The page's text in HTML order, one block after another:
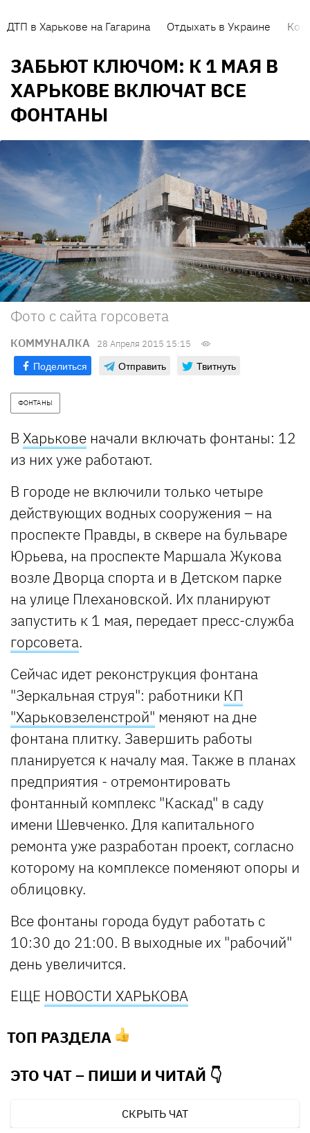
ДТП в Харькове на Гагарина Отдыхать в Украине
ЗАБЬЮТ КЛЮЧОМ: К 1 МАЯ В
ХАРЬКОВЕ ВКЛЮЧАТ ВСЕ
ФОНТАНЫ
Фото с сайта горсовета
КОММУНАЛКА 28 Апреля 2015 15:15
Поделиться Отправить Твитнуть
ФОНТАНЫ
В Харькове начали включать фонтаны: 12
из них уже работают.
В городе не включили только четыре
действующих водных сооружения – на
проспекте Правды, в сквере на бульваре
Юрьева, на проспекте Маршала Жукова
возле Дворца спорта и в Детском парке
на улице Плехановской. Их планируют
запустить к 1 мая, передает пресс-служба
горсовета.
Сейчас идет реконструкция фонтана
"Зеркальная струя": работники КП
"Харьковзеленстрой" меняют на дне
фонтана плитку. Завершить работы
планируется к началу мая. Также в планах
предприятия - отремонтировать
фонтанный комплекс "Каскад" в саду
имени Шевченко. Для капитального
ремонта уже разработан проект, согласно
которому на комплексе поменяют опоры и
облицовку.
Все фонтаны города будут работать с
10:30 до 21:00. В выходные их "рабочий"
день увеличится.
ЕЩЕ НОВОСТИ ХАРЬКОВА
ТОП РАЗДЕЛА
ЭТО ЧАТ – ПИШИ И ЧИТАЙ 👇
СКРЫТЬ ЧАТ